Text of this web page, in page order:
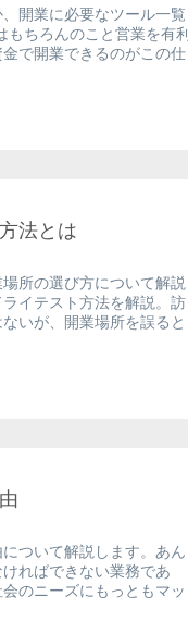
開業に必要なツール一覧
ちろんのこと営業を有利
で開業できるのがこの仕
法とは
所の選び方について解説
イテスト方法を解説。訪
いが、開業場所を誤ると
ついて解説します。あん
ればできない業務であ
のニーズにもっともマッ